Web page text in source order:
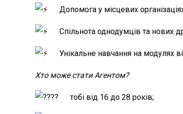
Допомога у місцевих
Спільнота однодумців та нових
Унікальне навчання на модулях
Хто може стати Агентом?
тобі від 16 до 28 років;